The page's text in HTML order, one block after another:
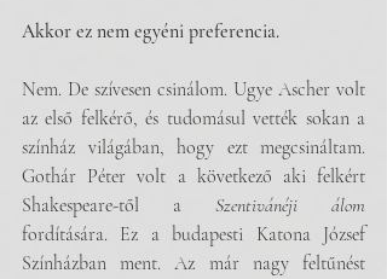
Akkor ez nem egyéni preferencia.
Nem. De szívesen csinálom. Ugye Ascher volt
az első felkérő, és tudomásul vették sokan a
színház világában, hogy ezt megcsináltam.
Gothár Péter volt a következő aki felkért
Shakespeare-től a Szentivánéji álom
fordítására. Ez a budapesti Katona József
Színházban ment. Az már nagy feltűnést